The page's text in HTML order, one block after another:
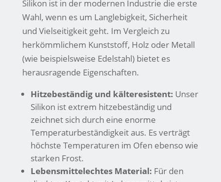
Silikon ist in der modernen Industrie die erste
Wahl, wenn es um Langlebigkeit, Sicherheit
und Vielseitigkeit geht. Im Vergleich zu
herkömmlichem Kunststoff, Holz oder Metall
(wie beispielsweise Edelstahl) bietet es
herausragende Eigenschaften.
Hitzebeständig und kälteresistent: Unser
Silikon ist extrem hitzebeständig und
zeichnet sich durch eine enorme
Temperaturbeständigkeit aus. Es verträgt
höchste Temperaturen im Ofen ebenso wie
starken Frost.
Lebensmittelechtes Material: Für den